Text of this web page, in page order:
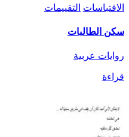
الاقتباسات التقييمات
سكن الطالبات
روايات عربية
قراءة